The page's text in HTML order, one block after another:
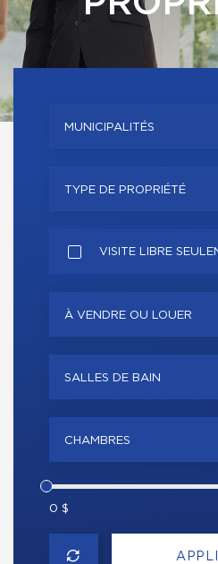
MUNICIPALITÉS
TYPE DE PROPRIÉTÉ
VISITE LIBRE
À VENDRE OU LOUER
SALLES DE BAIN
CHAMBRES
0 $